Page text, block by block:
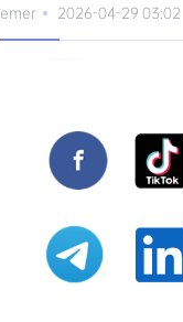
emer 2026-04-29 03:02